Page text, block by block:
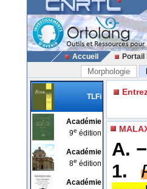
Accueil Portail
Morphologie
TLFi
Académie
9e édition
Académie
8e édition
Académie
A. −
1.